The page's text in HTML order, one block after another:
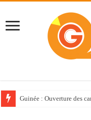
Guinée : Ouverture des